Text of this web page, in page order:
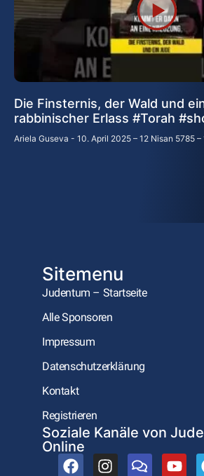
Die Finsternis, der Wald und
rabbinischer Erlass #Torah
Ariela Guseva 10. April 2025 – 12 Nisan 5785
Sitemenu
Judentum – Startseite
Alle Sponsoren
Impressum
Datenschutzerklärung
Kontakt
Registrieren
Soziale Kanäle von
Online